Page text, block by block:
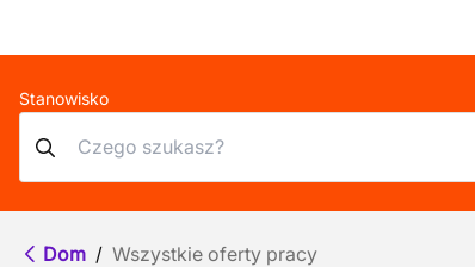
Stanowisko
Dom / Wszystkie oferty pracy